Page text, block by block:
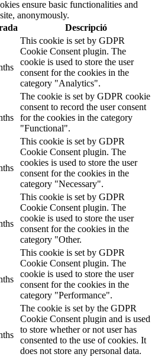
ensure basic functionalities and
anonymously.
Descripció
This cookie is set by GDPR
Cookie Consent plugin. The
cookie is used to store the user
consent for the cookies in the
category "Analytics".
The cookie is set by GDPR cookie
consent to record the user consent
for the cookies in the category
"Functional".
This cookie is set by GDPR
Cookie Consent plugin. The
cookies is used to store the user
consent for the cookies in the
category "Necessary".
This cookie is set by GDPR
Cookie Consent plugin. The
cookie is used to store the user
consent for the cookies in the
category "Other.
This cookie is set by GDPR
Cookie Consent plugin. The
cookie is used to store the user
consent for the cookies in the
category "Performance".
The cookie is set by the GDPR
Cookie Consent plugin and is used
to store whether or not user has
consented to the use of cookies. It
does not store any personal data.